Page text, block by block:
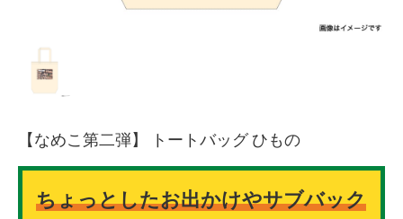
【なめこ第二弾】 トートバッグ ひもの
ちょっとしたお出かけやサブバック